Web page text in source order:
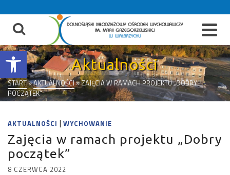
Otwórz pasek narzędzi
treści
Aktualności
START»AKTUALNOŚCI»ZAJĘCIA W RAMACH PROJEKTU „DOBRY
POCZĄTEK”
AKTUALNOŚCI | WYCHOWANIE
Zajęcia w ramach projektu „Dobry
początek”
8 CZERWCA 2022